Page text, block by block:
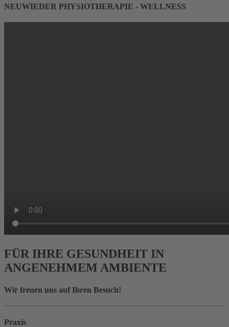
NEUWIEDER PHYSIOTHERAPIE - WELLNESS
FÜR IHRE GESUNDHEIT IN
ANGENEHMEM AMBIENTE
Wir freuen uns auf Ihren Besuch!
Praxis